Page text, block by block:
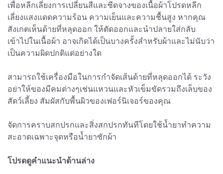
เพื่อหลีกเลี่ยงการเปลี่ยนสีและซีดจางของเนื้อผ้าโปรดหลีก
เลี่ยงแสงแดดความร้อน ความเย็นและความชื้นสูง หากคุณ
สังเกตเห็นด้ายที่หลุดออก ให้ตัดออกและนำปลายใส่กลับ
เข้าไปในเนื้อผ้า อาจเกิดได้เป็นบางครั้งสำหรับผ้าและไม่นับว่า
เป็นความผิดปกติแต่อย่างใด
สามารถใช้เครื่องมือในการกำจัดเส้นด้ายที่หลุดออกได้ ระวัง
อย่าให้ของมีคมต่างๆเช่นแหวนและหัวเข็มขัดรวมถึงเล็บของ
สัตว์เลี้ยง สัมผัสกับพื้นผิวของเฟอร์นิเจอร์ของคุณ
จัดการคราบสกปรกและสิ่งสกปรกทันทีโดยใช้น้ำยาทำความ
สะอาดเฉพาะจุดหรือน้ำยาซักผ้า
โปรดดูคำแนะนำด้านล่าง